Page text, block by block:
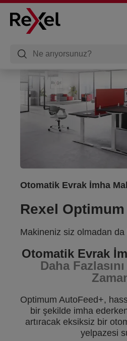
Otomatik Evrak İmha
Rexel
Makineniz siz olmadan da
Otomatik Evrak
Daha
Optimum AutoFeed+,
bir şekilde imha
artıracak eksiksiz bir
yelpazesi